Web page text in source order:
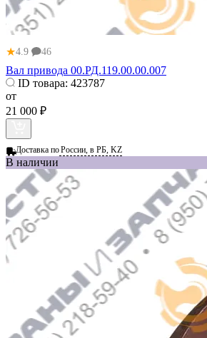
★4.9 46
Вал привода 00.РД.119.00.00.007
ID товара: 423787
от
21 000 ₽
Доставка поРоссии, в РБ, KZ
В наличии